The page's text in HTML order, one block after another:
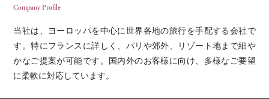
Company Profile
当社は、ヨーロッパを中心に世界各地の旅行を手配する会社で
す。特にフランスに詳しく、パリや郊外、リゾート地まで細や
かなご提案が可能です。国内外のお客様に向け、多様なご要望
に柔軟に対応しています。